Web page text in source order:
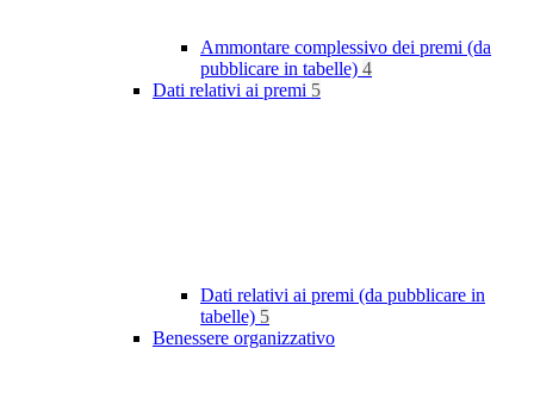
Ammontare complessivo dei premi (da
pubblicare in tabelle) 4
Dati relativi ai premi 5
Dati relativi ai premi (da pubblicare in
tabelle) 5
Benessere organizzativo